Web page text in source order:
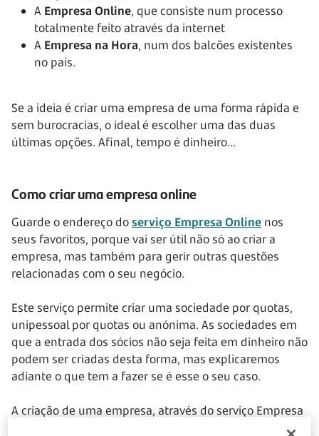
A Empresa Online, que consiste num processo
totalmente feito através da internet
A Empresa na Hora, num dos balcões existentes
no país.
Se a ideia é criar uma empresa de uma forma rápida e
sem burocracias, o ideal é escolher uma das duas
últimas opções. Afinal, tempo é dinheiro...
Como criar uma empresa online
Guarde o endereço doserviço Empresa Online nos
seus favoritos, porque vai ser útil não só ao criar a
empresa, mas também para gerir outras questões
relacionadas com o seu negócio.
Este serviço permite criar uma sociedade por quotas,
unipessoal por quotas ou anónima. As sociedades em
que a entrada dos sócios não seja feita em dinheiro não
podem ser criadas desta forma, mas explicaremos
adiante o que tem a fazer se é esse o seu caso.
A criação de uma empresa, através do serviço Empresa
Online, pode ser feita por qualquer cidadão com Cartão